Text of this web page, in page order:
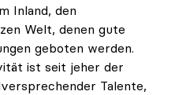
Inland, den
Welt, denen gute
geboten werden.
ist seit jeher der
Talente,